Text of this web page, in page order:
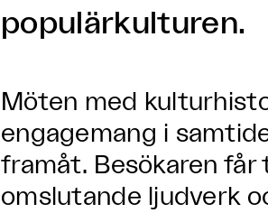
populärkulturen.
Möten med
engagemang i
framåt. Besökaren får
omslutande ljudverk